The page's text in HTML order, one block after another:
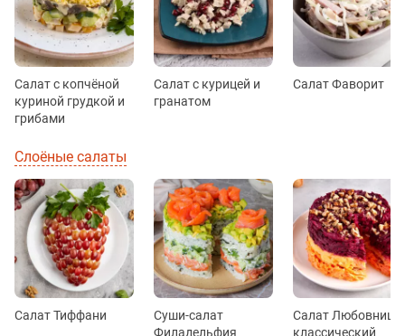
Салат с копчёной
куриной грудкой и
грибами
Салат с курицей и
гранатом
Салат Фаворит
Слоёные салаты
Салат Тиффани
Суши-салат
Филадельфия
Салат Любовница
классический